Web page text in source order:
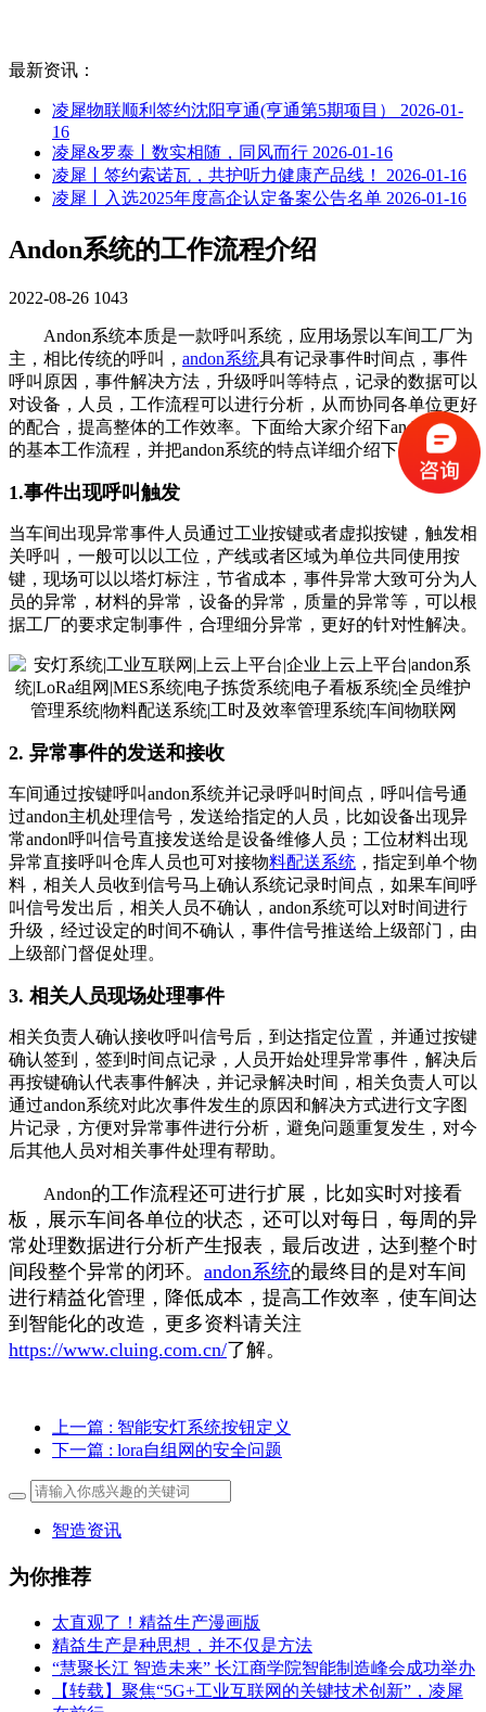
最新资讯：
凌犀物联顺利签约沈阳亨通(亨通第5期项目） 2026-01-
16
凌犀&罗泰丨数实相随，同风而行 2026-01-16
凌犀丨签约索诺瓦，共护听力健康产品线！ 2026-01-16
凌犀丨入选2025年度高企认定备案公告名单 2026-01-16
Andon系统的工作流程介绍
2022-08-26 1043
Andon系统本质是一款呼叫系统，应用场景以车间工厂为
主，相比传统的呼叫， andon系统具有记录事件时间点，事件
呼叫原因，事件解决方法，升级呼叫等特点，记录的数据可以
对设备，人员，工作流程可以进行分析，从而协同各单位更好
的配合，提高整体的工作效率。下面给大家介绍下andon系统
的基本工作流程，并把andon系统的特点详细介绍下。
1.事件出现呼叫触发
当车间出现异常事件人员通过工业按键或者虚拟按键，触发相
关呼叫，一般可以以工位，产线或者区域为单位共同使用按
键，现场可以以塔灯标注，节省成本，事件异常大致可分为人
员的异常，材料的异常，设备的异常，质量的异常等，可以根
据工厂的要求定制事件，合理细分异常，更好的针对性解决。
2. 异常事件的发送和接收
车间通过按键呼叫andon系统并记录呼叫时间点，呼叫信号通
过andon主机处理信号，发送给指定的人员，比如设备出现异
常andon呼叫信号直接发送给是设备维修人员；工位材料出现
异常直接呼叫仓库人员也可对接物料配送系统 ，指定到单个物
料，相关人员收到信号马上确认系统记录时间点，如果车间呼
叫信号发出后，相关人员不确认，andon系统可以对时间进行
升级，经过设定的时间不确认，事件信号推送给上级部门，由
上级部门督促处理。
3. 相关人员现场处理事件
相关负责人确认接收呼叫信号后，到达指定位置，并通过按键
确认签到，签到时间点记录，人员开始处理异常事件，解决后
再按键确认代表事件解决，并记录解决时间，相关负责人可以
通过andon系统对此次事件发生的原因和解决方式进行文字图
片记录，方便对异常事件进行分析，避免问题重复发生，对今
后其他人员对相关事件处理有帮助。
Andon的工作流程还可进行扩展，比如实时对接看
板，展示车间各单位的状态，还可以对每日，每周的异
常处理数据进行分析产生报表，最后改进，达到整个时
间段整个异常的闭环。 andon系统的最终目的是对车间
进行精益化管理，降低成本，提高工作效率，使车间达
到智能化的改造，更多资料请关注
https://www.cluing.com.cn/了解。
上一篇 : 智能安灯系统按钮定义
下一篇 : lora自组网的安全问题
智造资讯
为你推荐
太直观了！精益生产漫画版
精益生产是种思想，并不仅是方法
“慧聚长江 智造未来” 长江商学院智能制造峰会成功举办
【转载】聚焦“5G+工业互联网的关键技术创新”，凌犀